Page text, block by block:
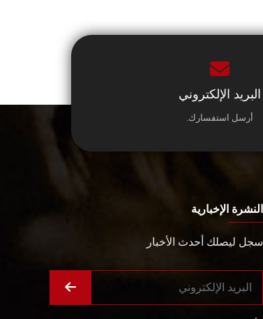
البريد الإلكتروني
أرسل استفسارك.
النشرة الإخبارية
سجل ليصلك أحدث الأخبار